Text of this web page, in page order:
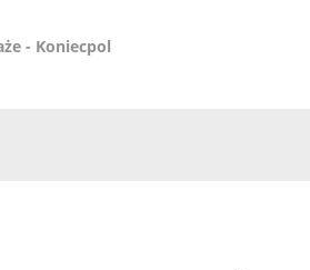
- Koniecpol